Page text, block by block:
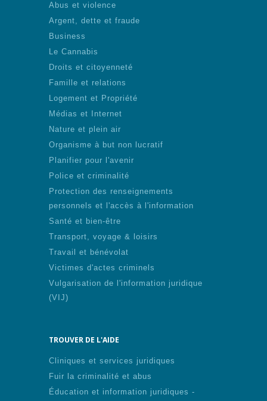
Abus et violence
Argent, dette et fraude
Business
Le Cannabis
Droits et citoyenneté
Famille et relations
Logement et Propriété
Médias et Internet
Nature et plein air
Organisme à but non lucratif
Planifier pour l'avenir
Police et criminalité
Protection des renseignements
personnels et l'accès à l'information
Santé et bien-être
Transport, voyage & loisirs
Travail et bénévolat
Victimes d'actes criminels
Vulgarisation de l'information juridique
(VIJ)
TROUVER DE L'AIDE
Cliniques et services juridiques
Fuir la criminalité et abus
Éducation et information juridiques -